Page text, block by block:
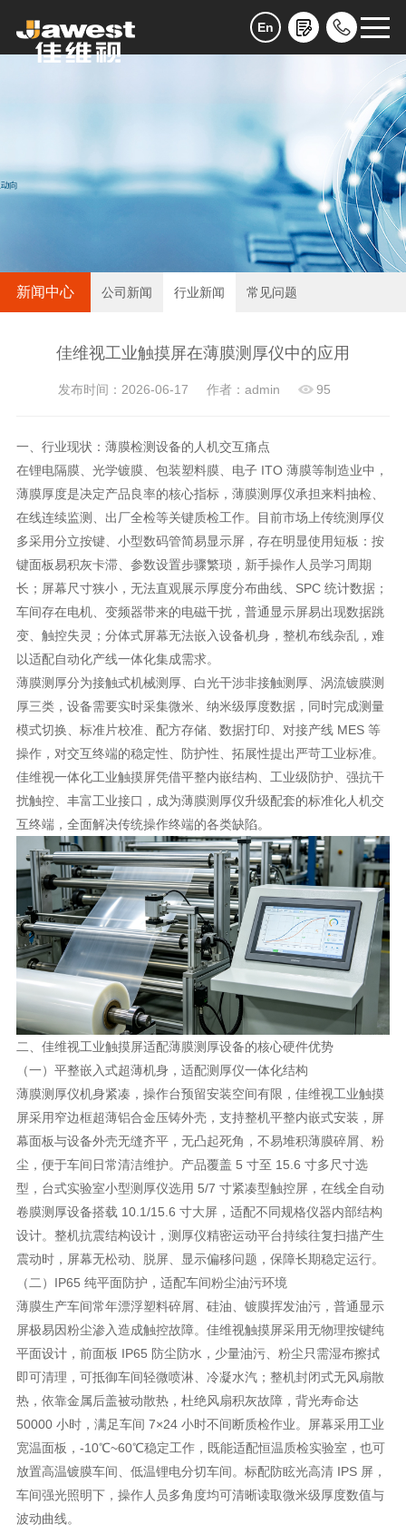
En
新闻中心 公司新闻 行业新闻 常见问题
佳维视工业触摸屏在薄膜测厚仪中的应用
发布时间：2026-06-17 作者：admin 95
一、行业现状：薄膜检测设备的人机交互痛点
在锂电隔膜、光学镀膜、包装塑料膜、电子 ITO 薄膜等制造业中，
薄膜厚度是决定产品良率的核心指标，薄膜测厚仪承担来料抽检、
在线连续监测、出厂全检等关键质检工作。目前市场上传统测厚仪
多采用分立按键、小型数码管简易显示屏，存在明显使用短板：按
键面板易积灰卡滞、参数设置步骤繁琐，新手操作人员学习周期
长；屏幕尺寸狭小，无法直观展示厚度分布曲线、SPC 统计数据；
车间存在电机、变频器带来的电磁干扰，普通显示屏易出现数据跳
变、触控失灵；分体式屏幕无法嵌入设备机身，整机布线杂乱，难
以适配自动化产线一体化集成需求。
薄膜测厚分为接触式机械测厚、白光干涉非接触测厚、涡流镀膜测
厚三类，设备需要实时采集微米、纳米级厚度数据，同时完成测量
模式切换、标准片校准、配方存储、数据打印、对接产线 MES 等
操作，对交互终端的稳定性、防护性、拓展性提出严苛工业标准。
佳维视一体化工业触摸屏凭借平整内嵌结构、工业级防护、强抗干
扰触控、丰富工业接口，成为薄膜测厚仪升级配套的标准化人机交
互终端，全面解决传统操作终端的各类缺陷。
二、佳维视工业触摸屏适配薄膜测厚设备的核心硬件优势
（一）平整嵌入式超薄机身，适配测厚仪一体化结构
薄膜测厚仪机身紧凑，操作台预留安装空间有限，佳维视工业触摸
屏采用窄边框超薄铝合金压铸外壳，支持整机平整内嵌式安装，屏
幕面板与设备外壳无缝齐平，无凸起死角，不易堆积薄膜碎屑、粉
尘，便于车间日常清洁维护。产品覆盖 5 寸至 15.6 寸多尺寸选
型，台式实验室小型测厚仪选用 5/7 寸紧凑型触控屏，在线全自动
卷膜测厚设备搭载 10.1/15.6 寸大屏，适配不同规格仪器内部结构
设计。整机抗震结构设计，测厚仪精密运动平台持续往复扫描产生
震动时，屏幕无松动、脱屏、显示偏移问题，保障长期稳定运行。
（二）IP65 纯平面防护，适配车间粉尘油污环境
薄膜生产车间常年漂浮塑料碎屑、硅油、镀膜挥发油污，普通显示
屏极易因粉尘渗入造成触控故障。佳维视触摸屏采用无物理按键纯
平面设计，前面板 IP65 防尘防水，少量油污、粉尘只需湿布擦拭
即可清理，可抵御车间轻微喷淋、冷凝水汽；整机封闭式无风扇散
热，依靠金属后盖被动散热，杜绝风扇积灰故障，背光寿命达
50000 小时，满足车间 7×24 小时不间断质检作业。屏幕采用工业
宽温面板，-10℃~60℃稳定工作，既能适配恒温质检实验室，也可
放置高温镀膜车间、低温锂电分切车间。标配防眩光高清 IPS 屏，
车间强光照明下，操作人员多角度均可清晰读取微米级厚度数值与
波动曲线。